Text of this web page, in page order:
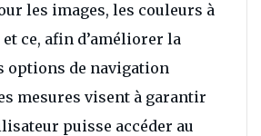
les images, les couleurs à
ce, afin d’améliorer la
options de navigation
mesures visent à garantir
puisse accéder au